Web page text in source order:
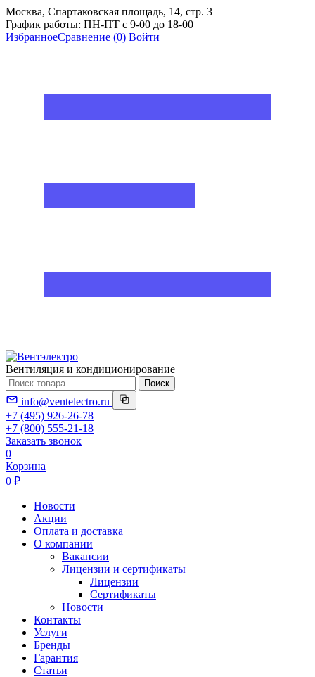
Москва, Спартаковская площадь, 14, стр. 3
График работы: ПН-ПТ с 9-00 до 18-00
ИзбранноеСравнение (0) Войти
Вентиляция и кондиционирование
Поиск
info@ventelectro.ru
+7 (495) 926-26-78
+7 (800) 555-21-18
Заказать звонок
0
Корзина
0 ₽
Новости
Акции
Оплата и доставка
О компании
Вакансии
Лицензии и сертификаты
Лицензии
Сертификаты
Новости
Контакты
Услуги
Бренды
Гарантия
Статьи